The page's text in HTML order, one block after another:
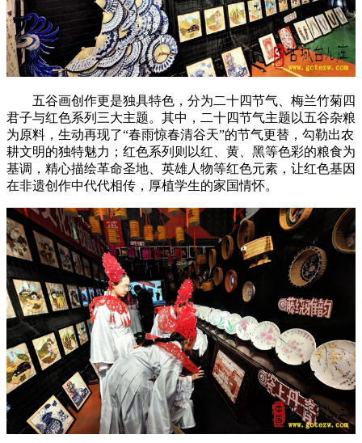
五谷画创作更是独具特色，分为二十四节气、梅兰竹菊四
君子与红色系列三大主题。其中，二十四节气主题以五谷杂粮
为原料，生动再现了“春雨惊春清谷天”的节气更替，勾勒出农
耕文明的独特魅力；红色系列则以红、黄、黑等色彩的粮食为
基调，精心描绘革命圣地、英雄人物等红色元素，让红色基因
在非遗创作中代代相传，厚植学生的家国情怀。